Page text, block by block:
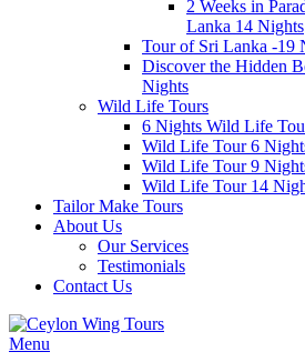
2 Weeks in
Lanka 14 Nights
Tour of Sri Lanka -19
Discover the Hidden
Nights
Wild Life Tours
6 Nights Wild Life
Wild Life Tour 6
Wild Life Tour 9
Wild Life Tour 14
Tailor Make Tours
About Us
Our Services
Testimonials
Contact Us
Menu